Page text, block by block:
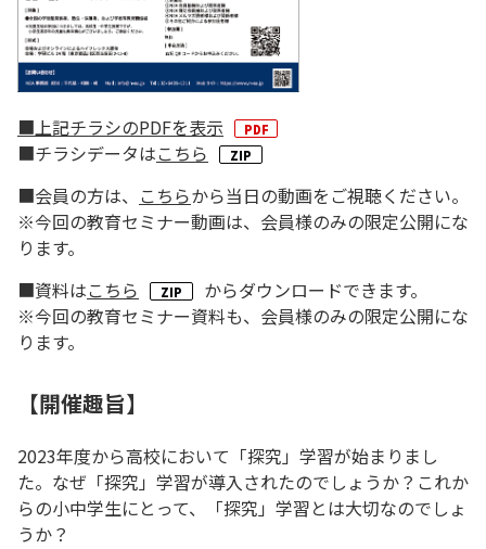
■上記チラシのPDFを表示
■チラシデータはこちら
■会員の方は、 こちらから当日の動画をご視聴ください。
※今回の教育セミナー動画は、会員様のみの限定公開にな
ります。
■資料はこちら
からダウンロードできます。
※今回の教育セミナー資料も、会員様のみの限定公開にな
ります。
【開催趣旨】
2023年度から高校において「探究」学習が始まりまし
た。なぜ「探究」学習が導入されたのでしょうか？これか
らの小中学生にとって、「探究」学習とは大切なのでしょ
うか？